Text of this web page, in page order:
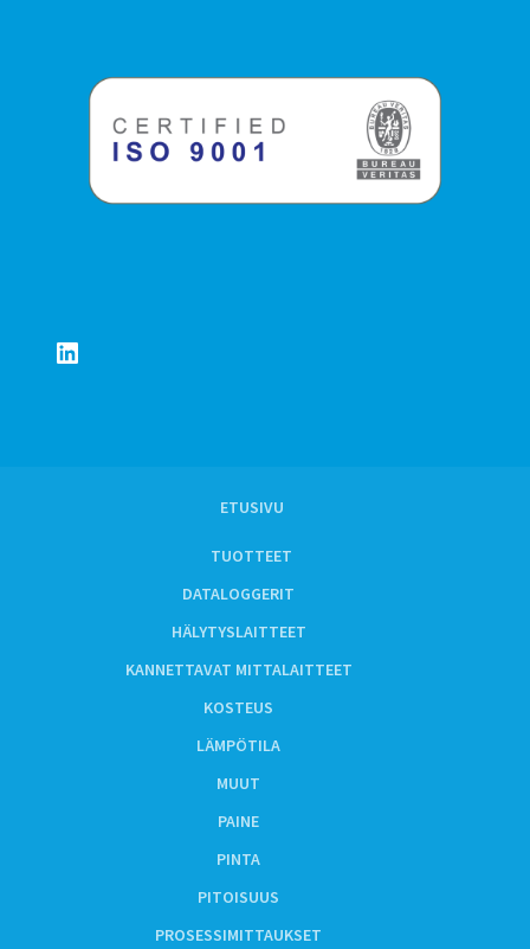
LinkedIn
ETUSIVU
TUOTTEET
DATALOGGERIT
HÄLYTYSLAITTEET
KANNETTAVAT MITTALAITTEET
KOSTEUS
LÄMPÖTILA
MUUT
PAINE
PINTA
PITOISUUS
PROSESSIMITTAUKSET